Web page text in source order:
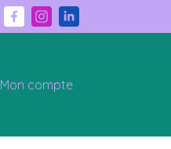
Mon compte